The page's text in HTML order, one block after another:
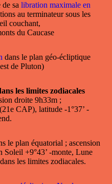
sa libration maximale en
au terminateur sous les
couchant,
du Caucase
dans le plan géo-écliptique
de Pluton)
les limites zodiacales
droite 9h33m ;
CAP), latitude -1°37’ -
le plan équatorial ; ascension
Soleil +9°43’ -monte, Lune
les limites zodiacales.